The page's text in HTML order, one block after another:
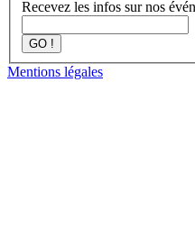
Recevez les infos sur nos
GO !
Mentions légales